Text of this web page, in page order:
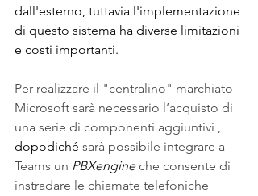
dall'esterno, tuttavia l'implementazione
di questo sistema ha diverse limitazioni
e costi importanti.
Per realizzare il "centralino" marchiato
Microsoft sarà necessario l’acquisto di
una serie di componenti aggiuntivi ,
dopodiché sarà possibile integrare a
Teams un PBXengine che consente di
instradare le chiamate telefoniche